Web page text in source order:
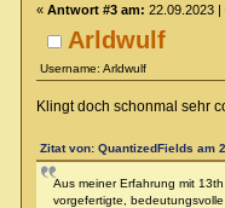
Arldwulf
Username: Arldwulf
« Antwort #3 am: 22.09.2023 |
Klingt doch schonmal sehr
Zitat von: QuantizedFields am
Aus meiner Erfahrung mit
vorgefertigte,